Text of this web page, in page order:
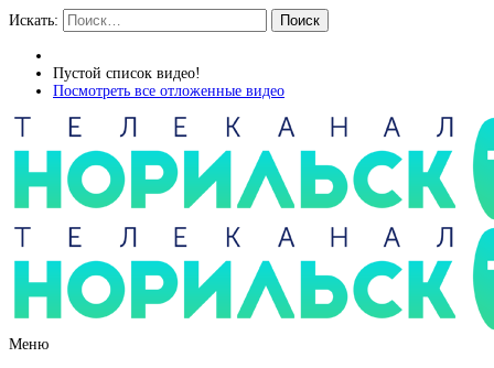
Искать: Поиск
Пустой список видео!
Посмотреть все отложенные видео
Меню